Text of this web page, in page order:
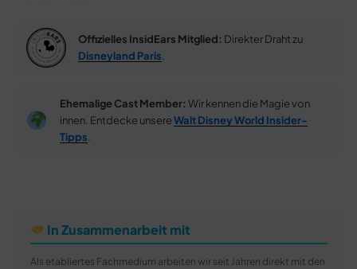
Offizielles InsidEars Mitglied: Direkter Draht zu
Disneyland Paris
Ehemalige Cast Member: Wir kennen die Magie von
innen. Entdecke unsereWalt Disney World Insider-
Tipps
In Zusammenarbeit mit
Als etabliertes Fachmedium arbeiten wir seit Jahren direkt mit den